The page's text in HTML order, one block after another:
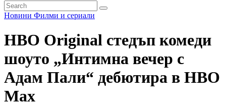
Новини Филми и сериали
HBO Original стедъп комеди
шоуто „Интимна вечер с
Адам Пали“ дебютира в HBO
Max